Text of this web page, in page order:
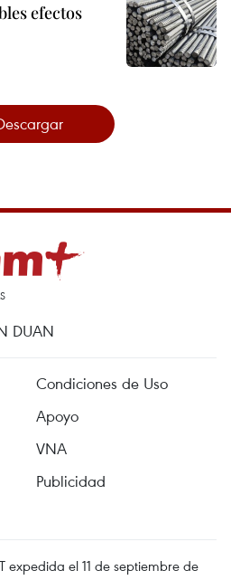
efectos
DUAN
Condiciones de Uso
Apoyo
VNA
Publicidad
expedida el 11 de septiembre de